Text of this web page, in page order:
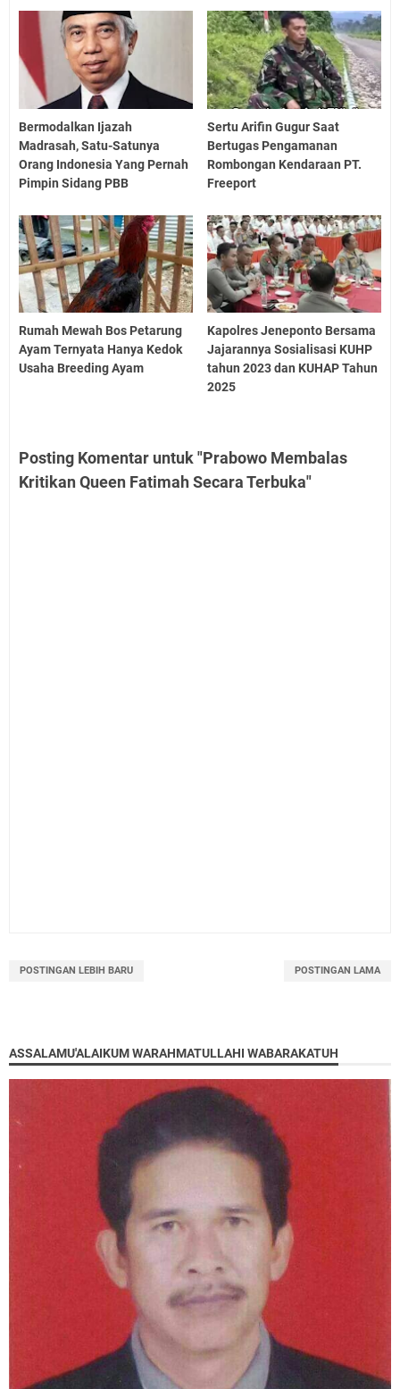
Bermodalkan Ijazah
Madrasah, Satu-Satunya
Orang Indonesia Yang Pernah
Pimpin Sidang PBB
Sertu Arifin Gugur Saat
Bertugas Pengamanan
Rombongan Kendaraan PT.
Freeport
Rumah Mewah Bos Petarung
Ayam Ternyata Hanya Kedok
Usaha Breeding Ayam
Kapolres Jeneponto Bersama
Jajarannya Sosialisasi KUHP
tahun 2023 dan KUHAP Tahun
2025
Posting Komentar untuk "Prabowo Membalas
Kritikan Queen Fatimah Secara Terbuka"
POSTINGAN LEBIH BARU POSTINGAN LAMA
ASSALAMU'ALAIKUM WARAHMATULLAHI WABARAKATUH